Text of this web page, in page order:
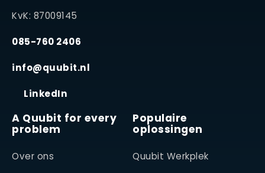
KvK: 87009145
085-760 2406
info@quubit.nl
LinkedIn
A Quubit for every
problem
Over ons
Populaire
oplossingen
Quubit Werkplek